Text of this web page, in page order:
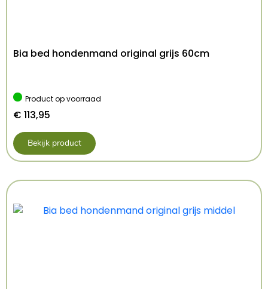
Bia bed hondenmand original grijs 60cm
Product op voorraad
€ 113,95
Bekijk product